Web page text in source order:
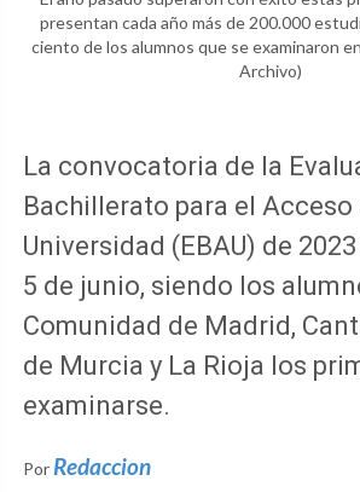
presentan cada año más de 200.000
ciento de los alumnos que se examinaron
Archivo)
La convocatoria de la
Bachillerato para el Acceso
Universidad (EBAU) de
5 de junio, siendo los
Comunidad de Madrid,
de Murcia y La Rioja los
examinarse.
Por Redaccion